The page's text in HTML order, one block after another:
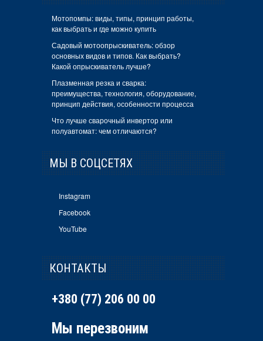
Мотопомпы: виды, типы, принцип работы,
как выбрать и где можно купить
Садовый мотоопрыскиватель: обзор
основных видов и типов. Как выбрать?
Какой опрыскиватель лучше?
Плазменная резка и сварка:
преимущества, технология, оборудование,
принцип действия, особенности процесса
Что лучше сварочный инвертор или
полуавтомат: чем отличаются?
МЫ В СОЦСЕТЯХ
Instagram
Facebook
YouTube
КОНТАКТЫ
+380 (77) 206 00 00
Мы перезвоним